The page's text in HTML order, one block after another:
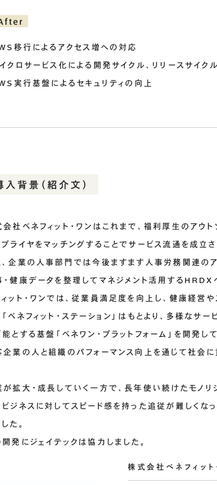
移行によるアクセス増への対応
イクロサービス化による開発サイクル、リリースサイク
実行基盤によるセキュリティの向上
入背景（紹介文）
会社ベネフィット・ワンはこれまで、福利厚生のアウ
プライヤをマッチングすることでサービス流通を成立
、企業の人事部門では今後ますます人事労務関連の
・健康データを整理してマネジメント活用する
ィット・ワンでは、従業員満足度を向上し、健康経営
「ベネフィット・ステーション」はもとより、多様な
能とする基盤「ベネワン・プラットフォーム」を開発
企業の人と組織のパフォーマンス向上を通じて社会に
が拡大・成長していく一方で、長年使い続けたモノ
ビジネスに対してスピード感を持った追従が難しく
た。
開発にジェイテックは協力しました。
株式会社ベネフィット